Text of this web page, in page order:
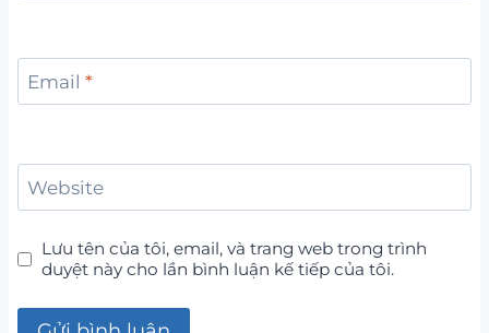
Email *
Website
Lưu tên của tôi, email, và trang web trong trình
duyệt này cho lần bình luận kế tiếp của tôi.